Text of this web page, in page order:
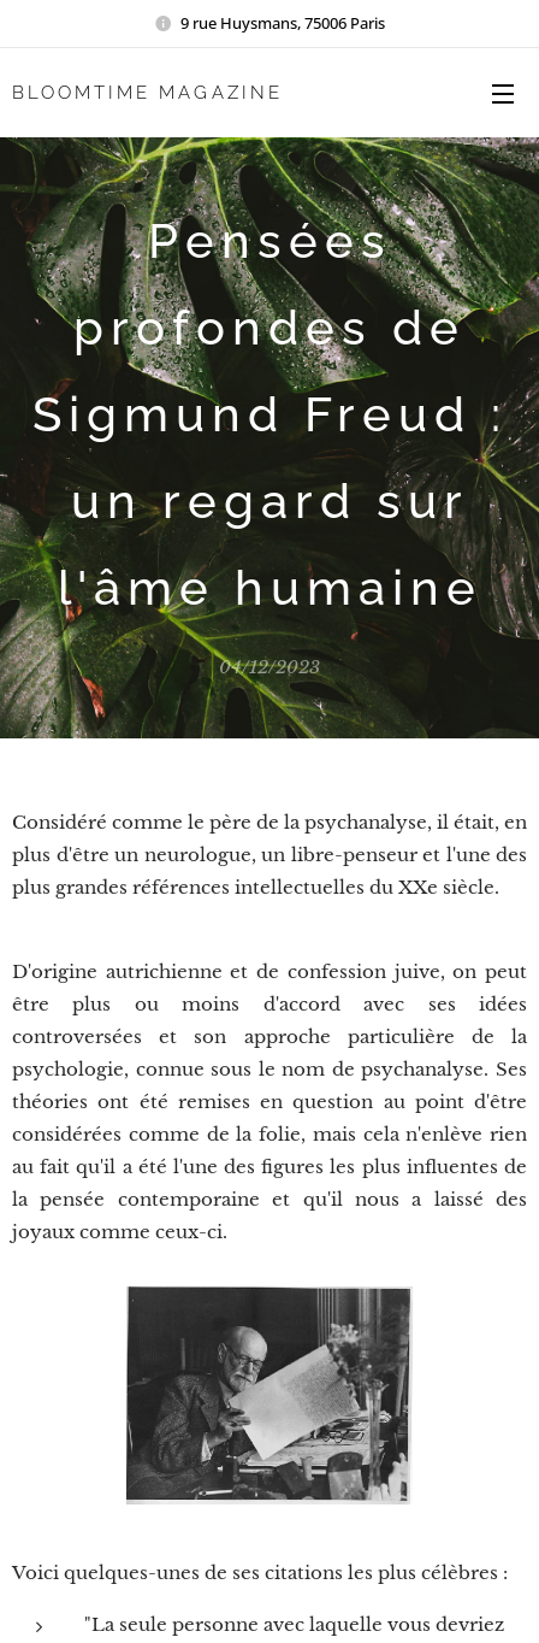
9 rue Huysmans, 75006 Paris
BLOOMTIME MAGAZINE
Pensées
profondes de
Sigmund Freud :
un regard sur
l'âme humaine
04/12/2023
Considéré comme le père de la psychanalyse, il était, en
plus d'être un neurologue, un libre-penseur et l'une des
plus grandes références intellectuelles du XXe siècle.
D'origine autrichienne et de confession juive, on peut
être plus ou moins d'accord avec ses idées
controversées et son approche particulière de la
psychologie, connue sous le nom de psychanalyse. Ses
théories ont été remises en question au point d'être
considérées comme de la folie, mais cela n'enlève rien
au fait qu'il a été l'une des figures les plus influentes de
la pensée contemporaine et qu'il nous a laissé des
joyaux comme ceux-ci.
Voici quelques-unes de ses citations les plus célèbres :
"La seule personne avec laquelle vous devriez